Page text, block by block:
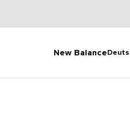
New Balance